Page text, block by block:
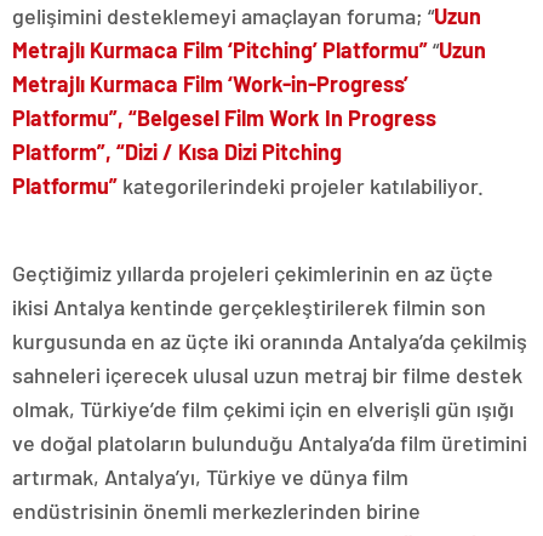
gelişimini desteklemeyi amaçlayan foruma; “Uzun
Metrajlı Kurmaca Film ‘Pitching’ Platformu”“Uzun
Metrajlı Kurmaca Film ‘Work-in-Progress’
Platformu”, “Belgesel Film Work In Progress
Platform”, “Dizi / Kısa Dizi Pitching
Platformu” kategorilerindeki projeler katılabiliyor.
Geçtiğimiz yıllarda projeleri çekimlerinin en az üçte
ikisi Antalya kentinde gerçekleştirilerek filmin son
kurgusunda en az üçte iki oranında Antalya’da çekilmiş
sahneleri içerecek ulusal uzun metraj bir filme destek
olmak, Türkiye’de film çekimi için en elverişli gün ışığı
ve doğal platoların bulunduğu Antalya’da film üretimini
artırmak, Antalya’yı, Türkiye ve dünya film
endüstrisinin önemli merkezlerinden birine